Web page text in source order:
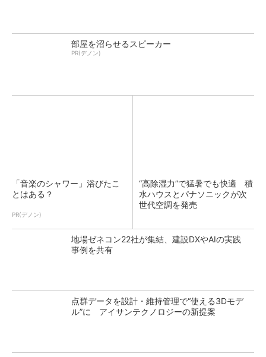
部屋を沼らせるスピーカー
PR(デノン)
「音楽のシャワー」浴びたこ
とはある？
PR(デノン)
“高除湿力”で猛暑でも快適 積
水ハウスとパナソニックが次
世代空調を発売
地場ゼネコン22社が集結、建設DXやAIの実践
事例を共有
点群データを設計・維持管理で“使える3Dモデ
ル”に アイサンテクノロジーの新提案